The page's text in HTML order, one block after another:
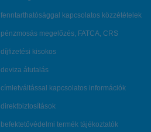
fenntarthatósággal kapcsolatos közzétételek
pénzmosás megelőzés, FATCA, CRS
díjfizetési kisokos
deviza átutalás
címletváltással kapcsolatos információk
direktbiztosítások
befektetővédelmi termék tájékoztatók